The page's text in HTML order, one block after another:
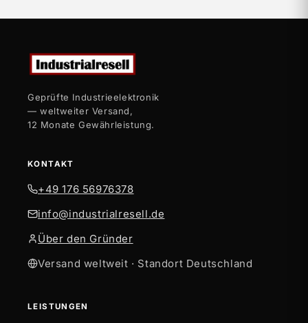
Geprüfte Industrieelektronik
— weltweiter Versand,
12 Monate Gewährleistung.
KONTAKT
+49 176 56976378
info@industrialresell.de
Über den Gründer
Versand weltweit · Standort Deutschland
LEISTUNGEN